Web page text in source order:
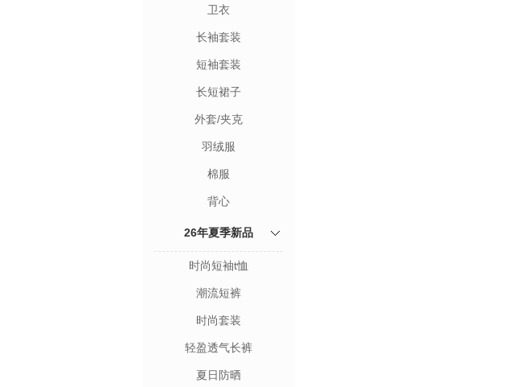
卫衣
长袖套装
短袖套装
长短裙子
外套/夹克
羽绒服
棉服
背心
26年夏季新品
时尚短袖t恤
潮流短裤
时尚套装
轻盈透气长裤
夏日防晒